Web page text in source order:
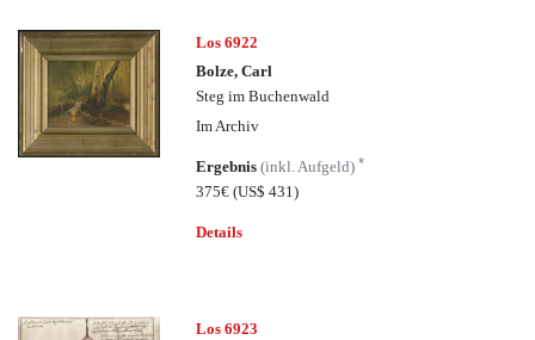
Los 6922
Bolze, Carl
Steg im Buchenwald
Im Archiv
Ergebnis(inkl. Aufgeld)*
375€(US$ 431)
Details
Los 6923